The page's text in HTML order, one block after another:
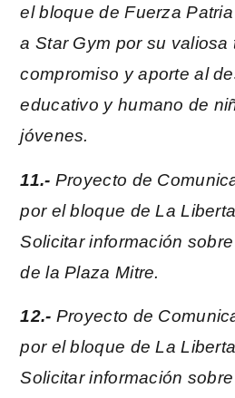
el bloque de Fuerza
a Star Gym por su valiosa
compromiso y aporte al
educativo y humano de
jóvenes.
11.- Proyecto de
por el bloque de La
Solicitar información
de la Plaza Mitre.
12.- Proyecto de
por el bloque de La
Solicitar información